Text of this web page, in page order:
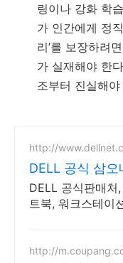
링이나 강화 학
가 인간에게 정
리’를 보장하려
가 실재해야 한
조부터 진실해야
http://
DELL 공식 삼오
DELL 공식판매처
트북, 워크스테이
http://